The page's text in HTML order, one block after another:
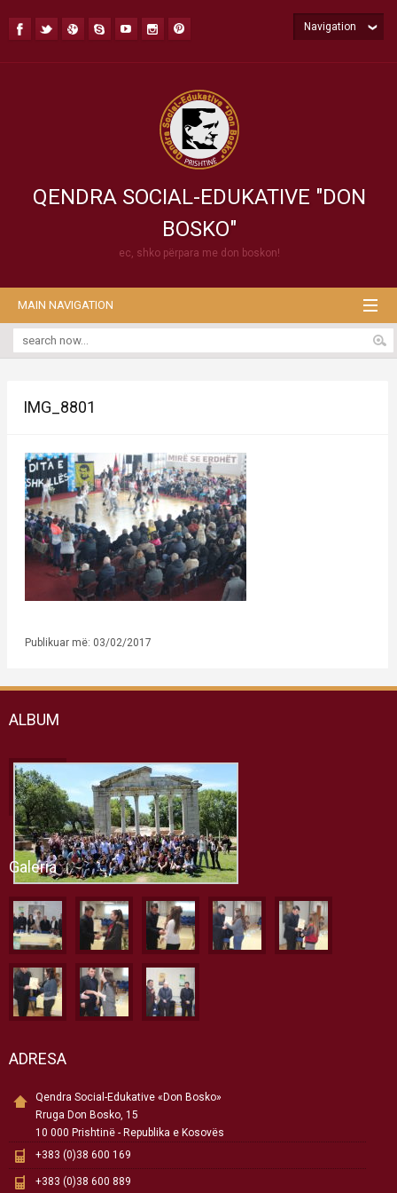
QENDRA SOCIAL-EDUKATIVE "DON
BOSKO"
ec, shko përpara me don boskon!
Navigation
MAIN NAVIGATION
IMG_8801
Publikuar më: 03/02/2017
ALBUM
Galeria
ADRESA
Qendra Social-Edukative «Don Bosko»
Rruga Don Bosko, 15
10 000 Prishtinë - Republika e Kosovës
+383 (0)38 600 169
+383 (0)38 600 889